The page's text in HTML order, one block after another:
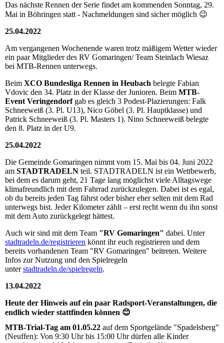
Das nächste Rennen der Serie findet am kommenden Sonntag, 29.
Mai in Böhringen statt - Nachmeldungen sind sicher möglich 😉
25.04.2022
Am vergangenen Wochenende waren trotz mäßigem Wetter wieder
ein paar Mitglieder des RV Gomaringen/ Team Steinlach Wiesaz
bei MTB-Rennen unterwegs.
Beim XCO Bundesliga Rennen in Heubach belegte Fabian
Vdovic den 34. Platz in der Klasse der Junioren. Beim MTB-
Event Veringendorfgab es gleich 3 Podest-Plazierungen: Falk
Schneeweiß (3. Pl. U13), Nico Göbel (3. Pl. Hauptklasse) und
Patrick Schneeweiß (3. Pl. Masters 1). Nino Schneeweiß belegte
den 8. Platz in der U9.
25.04.2022
Die Gemeinde Gomaringen nimmt vom 15. Mai bis 04. Juni 2022
am STADTRADELN teil. STADTRADELN ist ein Wettbewerb,
bei dem es darum geht, 21 Tage lang möglichst viele Alltagswege
klimafreundlich mit dem Fahrrad zurückzulegen. Dabei ist es egal,
ob du bereits jeden Tag fährst oder bisher eher selten mit dem Rad
unterwegs bist. Jeder Kilometer zählt – erst recht wenn du ihn sonst
mit dem Auto zurückgelegt hättest.
Auch wir sind mit dem Team "RV Gomaringen" dabei. Unter
stadtradeln.de/registrieren könnt ihr euch registrieren und dem
bereits vorhandenen Team "RV Gomaringen" beitreten. Weitere
Infos zur Nutzung und den Spielregeln
unterstadtradeln.de/spielregeln.
13.04.2022
Heute der Hinweis auf ein paar Radsport-Veranstaltungen, die
endlich wieder stattfinden können 😊
MTB-Trial-Tag am 01.05.22 auf dem Sportgelände "Spadelsberg"
(Neuffen): Von 9:30 Uhr bis 15:00 Uhr dürfen alle Kinder